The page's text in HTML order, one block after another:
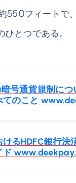
550フィートで
とつである。
号通貨規制に
てのこと
るHDFC銀行決
ド